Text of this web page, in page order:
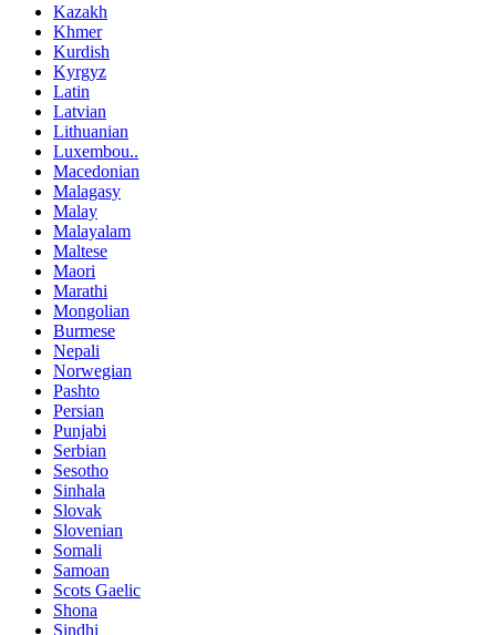
Kazakh
Khmer
Kurdish
Kyrgyz
Latin
Latvian
Lithuanian
Luxembou..
Macedonian
Malagasy
Malay
Malayalam
Maltese
Maori
Marathi
Mongolian
Burmese
Nepali
Norwegian
Pashto
Persian
Punjabi
Serbian
Sesotho
Sinhala
Slovak
Slovenian
Somali
Samoan
Scots Gaelic
Shona
Sindhi